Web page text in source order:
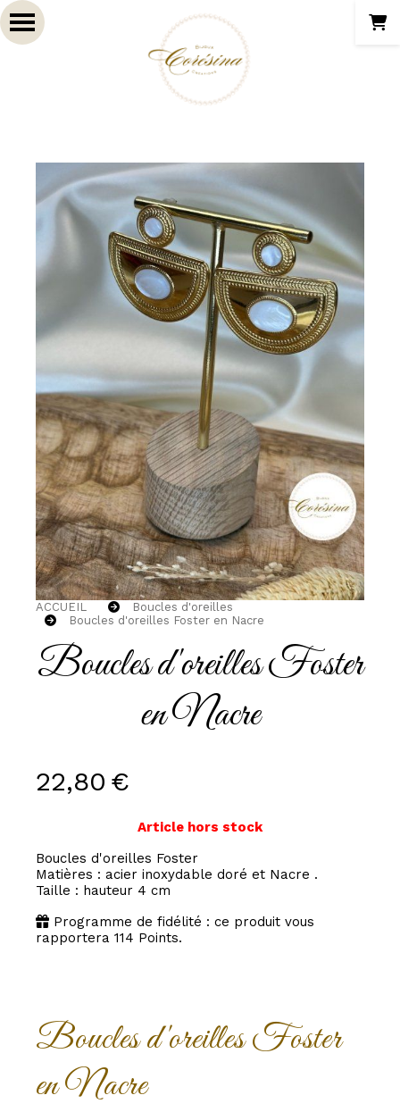
ACCUEIL
Boucles d'oreilles
Boucles d'oreilles Foster en Nacre
Boucles d'oreilles Foster
en Nacre
22,80 €
Article hors stock
Boucles d'oreilles Foster
Matières : acier inoxydable doré et Nacre .
Taille : hauteur 4 cm
Programme de fidélité : ce produit vous
rapportera 114 Points.
Boucles d'oreilles Foster
en Nacre
Panneau de gestion des cookies